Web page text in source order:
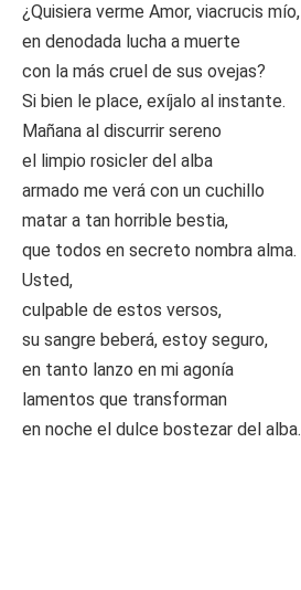
¿Quisiera verme Amor, viacrucis mío,
en denodada lucha a muerte
con la más cruel de sus ovejas?
Si bien le place, exíjalo al instante.
Mañana al discurrir sereno
el limpio rosicler del alba
armado me verá con un cuchillo
matar a tan horrible bestia,
que todos en secreto nombra alma.
Usted,
culpable de estos versos,
su sangre beberá, estoy seguro,
en tanto lanzo en mi agonía
lamentos que transforman
en noche el dulce bostezar del alba.